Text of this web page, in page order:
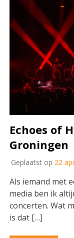
Echoes of
Groningen
Geplaatst op 22
Als iemand met
media ben ik
concerten. Wat
is dat […]